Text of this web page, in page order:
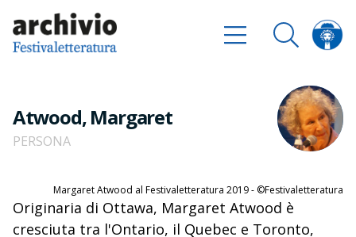
Atwood, Margaret
PERSONA
Margaret Atwood al Festivaletteratura 2019 - ©Festivaletteratura
Originaria di Ottawa, Margaret Atwood è
cresciuta tra l'Ontario, il Quebec e Toronto,